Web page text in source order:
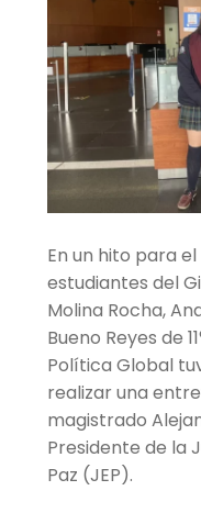
Planetario y
Accesos
En un hito para
estudiantes del
Molina Rocha,
Bueno Reyes de
Política Global
realizar una
magistrado
Presidente de la
Paz (JEP).